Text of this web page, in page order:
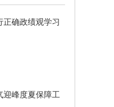
确政绩观学习
迎峰度夏保障工